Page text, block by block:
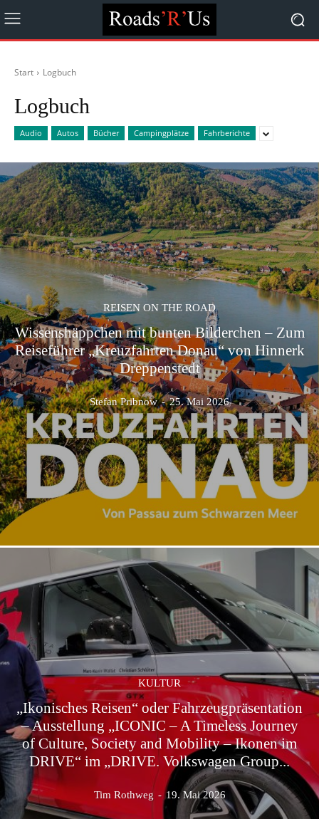
Start Logbuch
Logbuch
Audio Autos Bücher Campingplätze Fahrberichte
REISEN ON THE ROAD
Wissenshäppchen mit bunten Bilderchen – Zum
Reiseführer „Kreuzfahrten Donau“ von Hinnerk
Dreppenstedt
Stefan Pribnow - 25. Mai 2026
KULTUR
„Ikonisches Reisen“ oder Fahrzeugpräsentation
– Ausstellung „ICONIC – A Timeless Journey
of Culture, Society and Mobility – Ikonen im
DRIVE“ im „DRIVE. Volkswagen Group...
Tim Rothweg - 19. Mai 2026